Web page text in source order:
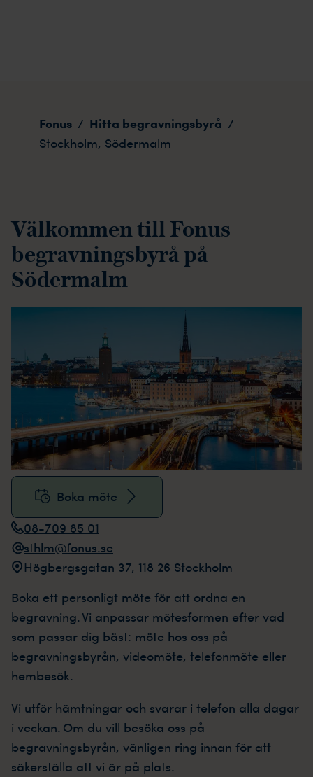
Fonus / Hitta begravningsbyrå /
Stockholm, Södermalm
Välkommen till Fonus
begravningsbyrå på
Södermalm
Boka möte
08-709 85 01
sthlm@fonus.se
Högbergsgatan 37, 118 26 Stockholm
Boka ett personligt möte för att ordna en
begravning. Vi anpassar mötesformen efter vad
som passar dig bäst: möte hos oss på
begravningsbyrån, videomöte, telefonmöte eller
hembesök.
Vi utför hämtningar och svarar i telefon alla dagar
i veckan. Om du vill besöka oss på
begravningsbyrån, vänligen ring innan för att
säkerställa att vi är på plats.